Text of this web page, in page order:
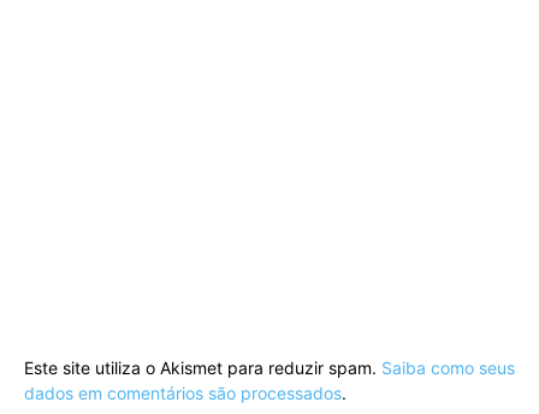
Este site utiliza o Akismet para reduzir spam. Saiba como seus
dados em comentários são processados.